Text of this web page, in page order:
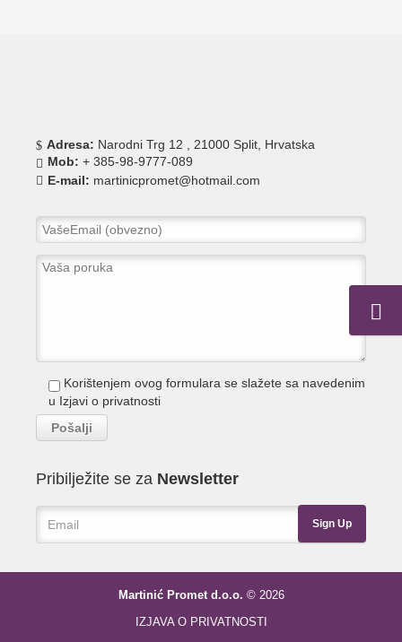
Adresa: Narodni Trg 12 , 21000 Split, Hrvatska
Mob: + 385-98-9777-089
E-mail: martinicpromet@hotmail.com
Korištenjem ovog formulara se slažete sa navedenim
u Izjavi o privatnosti
Pribilježite se za Newsletter
Sign Up
Martinić Promet d.o.o. © 2026
IZJAVA O PRIVATNOSTI